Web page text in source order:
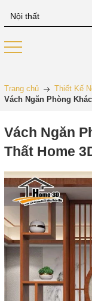
Trang chủ
Thiết Kế
Vách Ngăn Phòng
Vách Ngăn
Thất Home